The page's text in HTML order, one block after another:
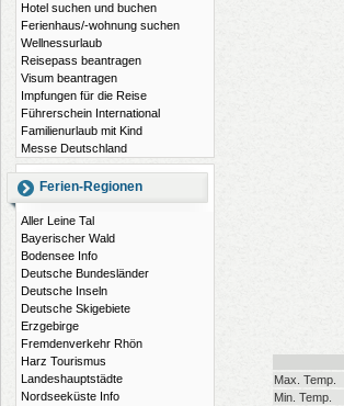
Hotel suchen und buchen
Ferienhaus/-wohnung suchen
Wellnessurlaub
Reisepass beantragen
Visum beantragen
Impfungen für die Reise
Führerschein International
Familienurlaub mit Kind
Messe Deutschland
Ferien-Regionen
Aller Leine Tal
Bayerischer Wald
Bodensee Info
Deutsche Bundesländer
Deutsche Inseln
Deutsche Skigebiete
Erzgebirge
Fremdenverkehr Rhön
Harz Tourismus
Landeshauptstädte
Nordseeküste Info
Max. Temp.
Min. Temp.